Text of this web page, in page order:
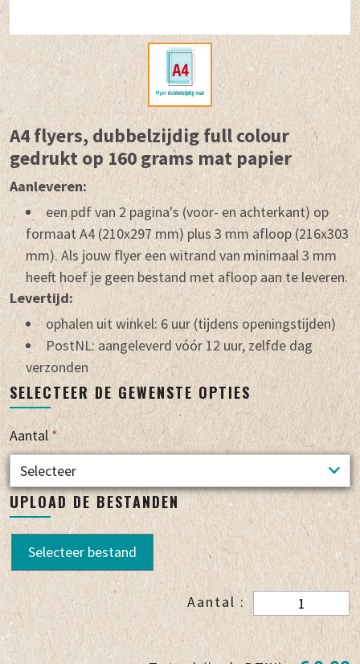
A4 flyers, dubbelzijdig full colour
gedrukt op 160 grams mat papier
Aanleveren:
een pdf van 2 pagina's (voor- en achterkant) op
formaat A4 (210x297 mm) plus 3 mm afloop (216x303
mm). Als jouw flyer een witrand van minimaal 3 mm
heeft hoef je geen bestand met afloop aan te leveren.
Levertijd:
ophalen uit winkel: 6 uur (tijdens openingstijden)
PostNL: aangeleverd vóór 12 uur, zelfde dag
verzonden
SELECTEER DE GEWENSTE OPTIES
Aantal*
UPLOAD DE BESTANDEN
Selecteer bestand
Aantal :